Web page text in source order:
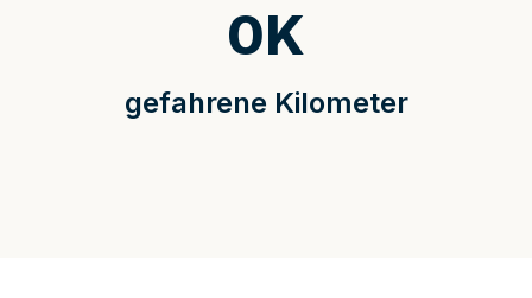
gefahrene Kilometer
0K